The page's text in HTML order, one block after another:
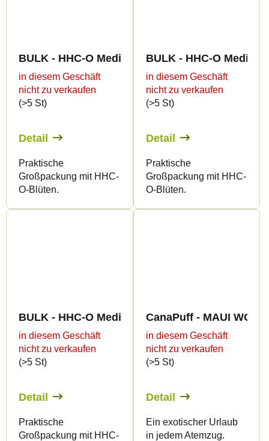
BULK - HHC-O Medium Greenhouse Quality 40%
in diesem Geschäft
nicht zu verkaufen
(>5 St)
Detail
Praktische
Großpackung mit HHC-
O-Blüten.
BULK - HHC-O
in diesem Geschäft
nicht zu verkaufen
(>5 St)
Detail
Praktische
Großpackung mit HHC-
O-Blüten.
BULK - HHC-O Medium Greenhouse Quality 10%
in diesem Geschäft
nicht zu verkaufen
(>5 St)
Detail
Praktische
Großpackung mit HHC-
CanaPuff - MAUI
in diesem Geschäft
nicht zu verkaufen
(>5 St)
Detail
Ein exotischer Urlaub
in jedem Atemzug.